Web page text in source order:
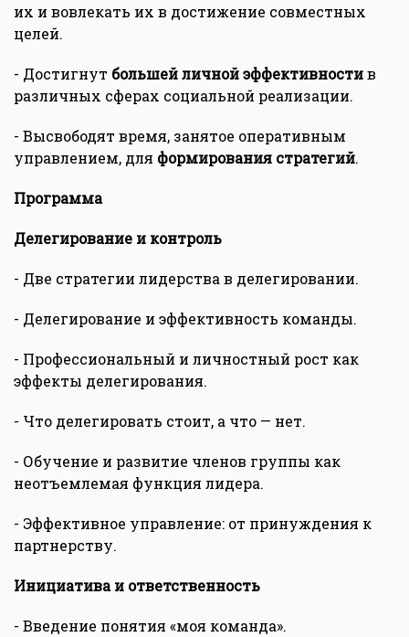
их и вовлекать их в достижение совместных
целей.
- Достигнут большей личной эффективностив
различных сферах социальной реализации.
- Высвободят время, занятое оперативным
управлением, для формирования стратегий.
Программа
Делегирование и контроль
- Две стратегии лидерства в делегировании.
- Делегирование и эффективность команды.
- Профессиональный и личностный рост как
эффекты делегирования.
- Что делегировать стоит, а что — нет.
- Обучение и развитие членов группы как
неотъемлемая функция лидера.
- Эффективное управление: от принуждения к
партнерству.
Инициатива и ответственность
- Введение понятия «моя команда».